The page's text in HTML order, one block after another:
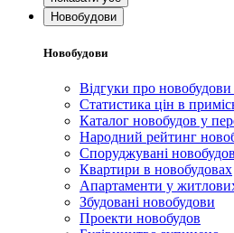
Новобудови
Новобудови
Відгуки про новобудови
Статистика цін в
Каталог новобудов у
Народний рейтинг
Споруджувані
Квартири в новобудовах
Апартаменти у
Збудовані новобудови
Проекти новобудов